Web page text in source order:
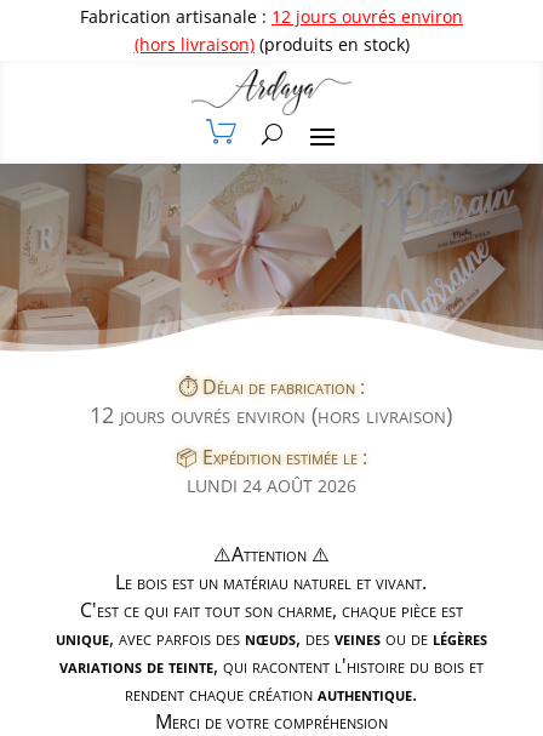
Fabrication artisanale : 12 jours ouvrés environ
(hors livraison)(produits en stock)
⏱️ Délai de fabrication :
12 jours ouvrés environ (hors livraison)
📦 Expédition estimée le :
LUNDI 24 AOÛT 2026
⚠️Attention ⚠️
Le bois est un matériau naturel et vivant.
C'est ce qui fait tout son charme, chaque pièce est
unique, avec parfois des nœuds, desveinesou de légères
variations de teinte, qui racontent l'histoire du bois et
rendent chaque créationauthentique.
Merci de votre compréhension